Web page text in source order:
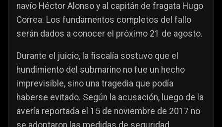
navío Héctor Alonso y al capitán de fragata Hugo
Correa. Los fundamentos completos del fallo
serán dados a conocer el próximo 21 de agosto.
Durante el juicio, la fiscalía sostuvo que el
hundimiento del submarino no fue un hecho
imprevisible, sino una tragedia que podía
haberse evitado. Según la acusación, luego de la
avería reportada el 15 de noviembre de 2017 no